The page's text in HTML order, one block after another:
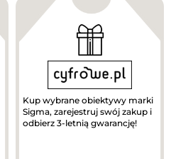
Kup wybrane obiektywy marki
Sigma, zarejestruj swój zakup i
odbierz 3-letnią gwarancję!